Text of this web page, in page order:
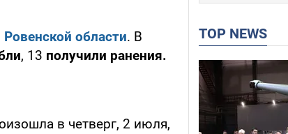
области. В
, 13 получили ранения.
в четверг, 2 июля,
TOP NEWS